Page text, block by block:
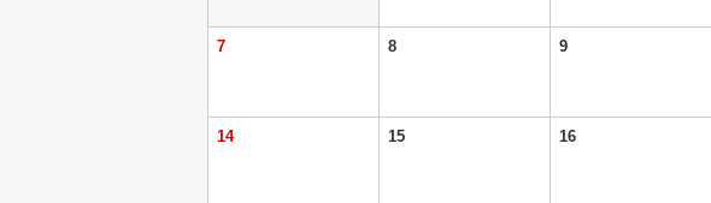
7 8 9
14 15 16